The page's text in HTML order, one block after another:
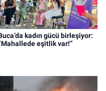
kadın gücü birleşiyor:
eşitlik var!”